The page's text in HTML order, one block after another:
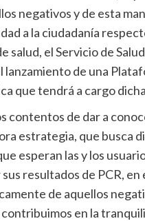
negativos y de esta
a la ciudadanía
salud, el Servicio de
lanzamiento de una
que tendrá a cargo
contentos de dar a
estrategia, que busca
esperan las y los
resultados de PCR, en
de aquellos
en la